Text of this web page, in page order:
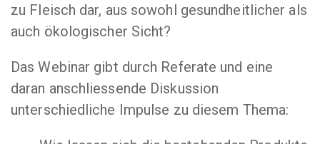
zu Fleisch dar, aus sowohl gesundheitlicher als
auch ökologischer Sicht?
Das Webinar gibt durch Referate und eine
daran anschliessende Diskussion
unterschiedliche Impulse zu diesem Thema: